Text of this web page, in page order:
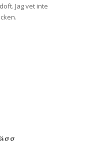
Jag vet inte